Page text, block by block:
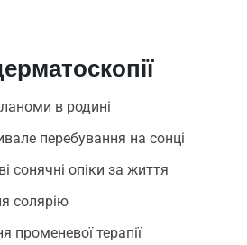
в родині
перебування на сонці
сонячні опіки за життя
солярію
променевої терапії